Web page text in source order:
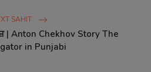
SAHIT
| Anton Chekhov Story The
in Punjabi